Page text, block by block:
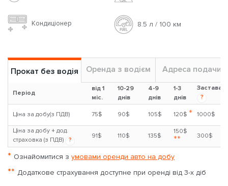
Кондиціонер 8.5 л / 100 км
Прокат без водія Оренда з водієм Адреса подачи
Період
від 1
міс.
10-29
днів
4-9
днів
1-3
днів
Застава
?
Ціна за добу(з ПДВ) 75$ 90$ 105$ 120$ * 1000$
Ціна за добу + дод.
страховка (з ПДВ)
?
91$ 110$ 135$
150$
** 300$
* Ознайомитися з умовами оренди авто на добу
** Додаткове страхування доступне при оренді від 3-х діб